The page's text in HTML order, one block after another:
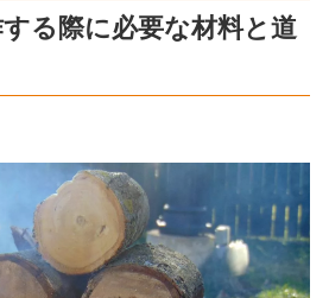
る際に必要な材料と道